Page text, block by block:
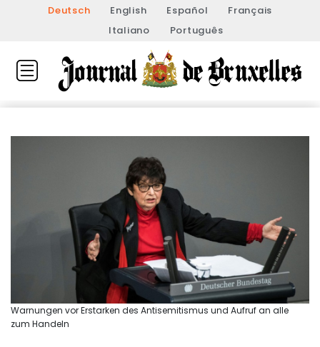
Deutsch English Español
Français
Italiano
Português
Warnungen vor Erstarken des Antisemitismus und Aufruf an alle
zum Handeln